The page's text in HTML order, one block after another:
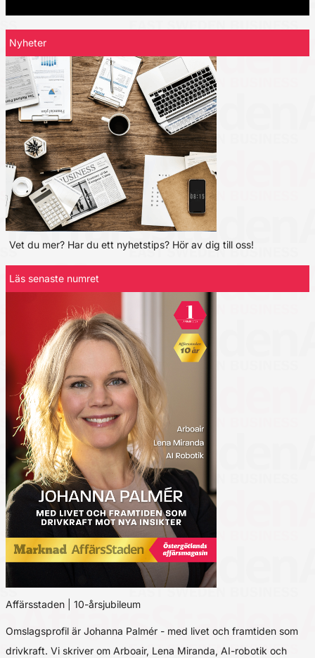
Nyheter
Vet du mer? Har du ett nyhetstips? Hör av dig till oss!
Läs senaste numret
Affärsstaden | 10-årsjubileum
Omslagsprofil är Johanna Palmér - med livet och framtiden som
drivkraft. Vi skriver om Arboair, Lena Miranda, AI-robotik och